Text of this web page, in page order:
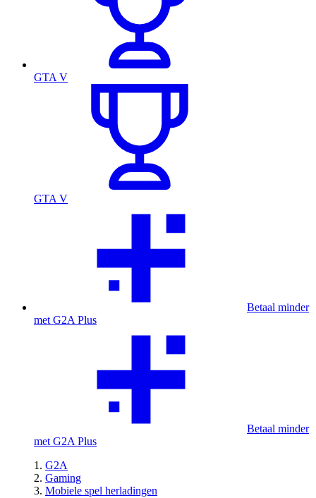
GTA V
GTA V
Betaal minder
met G2A Plus
Betaal minder
met G2A Plus
G2A
Gaming
Mobiele spel herladingen